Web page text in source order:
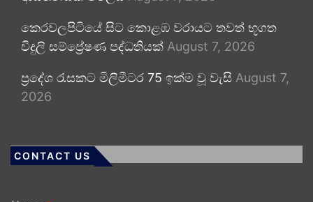
කෙරවලපිටියේ සිට කොළඹ වරායට තවත් භූගත
විදුලි සම්ප්‍රේෂණ පද්ධතියක් August 7, 2026
ප්‍රදේශ රැසකට මිලිමීටර 75 ඉක්ම වූ වැසි August 7,
2026
CONTACT US